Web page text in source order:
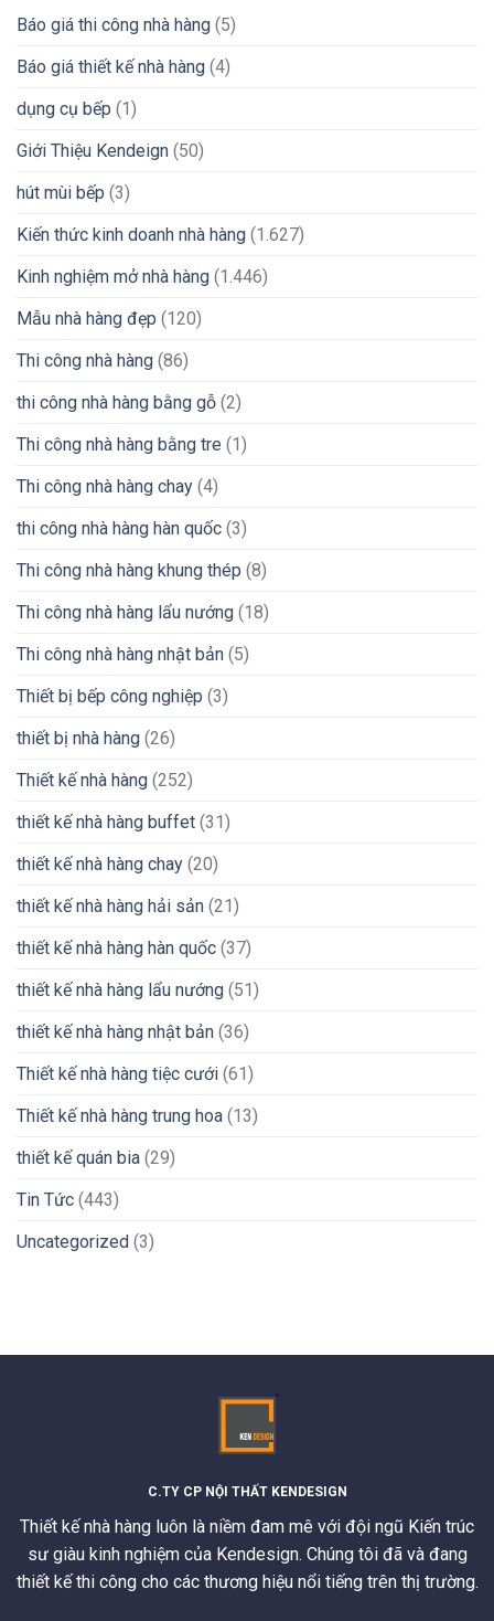
Báo giá thi công nhà hàng (5)
Báo giá thiết kế nhà hàng (4)
dụng cụ bếp (1)
Giới Thiệu Kendeign (50)
hút mùi bếp (3)
Kiến thức kinh doanh nhà hàng (1.627)
Kinh nghiệm mở nhà hàng (1.446)
Mẫu nhà hàng đẹp (120)
Thi công nhà hàng (86)
thi công nhà hàng bằng gỗ (2)
Thi công nhà hàng bằng tre (1)
Thi công nhà hàng chay (4)
thi công nhà hàng hàn quốc (3)
Thi công nhà hàng khung thép (8)
Thi công nhà hàng lẩu nướng (18)
Thi công nhà hàng nhật bản (5)
Thiết bị bếp công nghiệp (3)
thiết bị nhà hàng (26)
Thiết kế nhà hàng (252)
thiết kế nhà hàng buffet (31)
thiết kế nhà hàng chay (20)
thiết kế nhà hàng hải sản (21)
thiết kế nhà hàng hàn quốc (37)
thiết kế nhà hàng lẩu nướng (51)
thiết kế nhà hàng nhật bản (36)
Thiết kế nhà hàng tiệc cưới (61)
Thiết kế nhà hàng trung hoa (13)
thiết kế quán bia (29)
Tin Tức (443)
Uncategorized (3)
C.TY CP NỘI THẤT KENDESIGN
Thiết kế nhà hàng luôn là niềm đam mê với đội ngũ Kiến trúc
sư giàu kinh nghiệm của Kendesign. Chúng tôi đã và đang
thiết kế thi công cho các thương hiệu nổi tiếng trên thị trường.